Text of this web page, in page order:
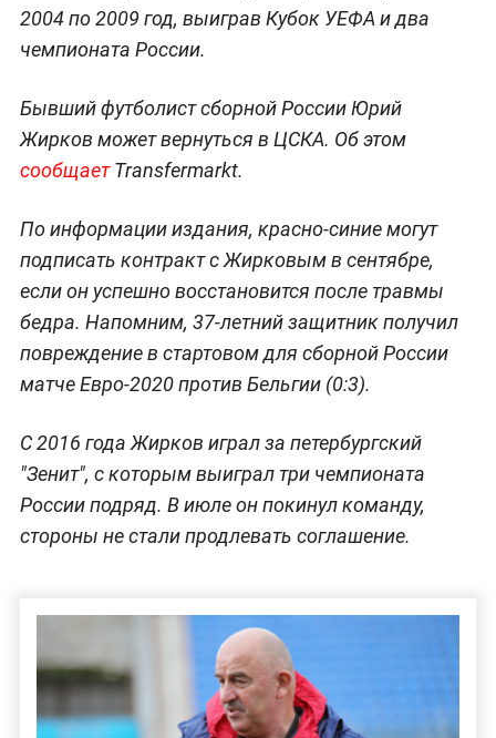
2004 по 2009 год, выиграв Кубок УЕФА и два
чемпионата России.
Бывший футболист сборной России Юрий
Жирков может вернуться в ЦСКА. Об этом
сообщаетTransfermarkt.
По информации издания, красно-синие могут
подписать контракт с Жирковым в сентябре,
если он успешно восстановится после травмы
бедра. Напомним, 37-летний защитник получил
повреждение в стартовом для сборной России
матче Евро-2020 против Бельгии (0:3).
С 2016 года Жирков играл за петербургский
"Зенит", с которым выиграл три чемпионата
России подряд. В июле он покинул команду,
стороны не стали продлевать соглашение.